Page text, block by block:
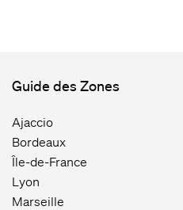
Guide des Zones
Ajaccio
Bordeaux
Île-de-France
Lyon
Marseille